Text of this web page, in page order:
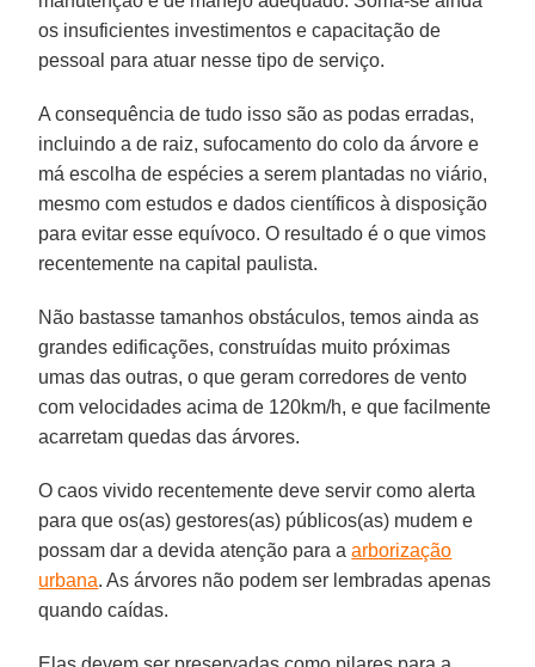
os insuficientes investimentos e capacitação de
pessoal para atuar nesse tipo de serviço.
A consequência de tudo isso são as podas erradas,
incluindo a de raiz, sufocamento do colo da árvore e
má escolha de espécies a serem plantadas no viário,
mesmo com estudos e dados científicos à disposição
para evitar esse equívoco. O resultado é o que vimos
recentemente na capital paulista.
Não bastasse tamanhos obstáculos, temos ainda as
grandes edificações, construídas muito próximas
umas das outras, o que geram corredores de vento
com velocidades acima de 120km/h, e que facilmente
acarretam quedas das árvores.
O caos vivido recentemente deve servir como alerta
para que os(as) gestores(as) públicos(as) mudem e
possam dar a devida atenção para aarborização
urbana. As árvores não podem ser lembradas apenas
quando caídas.